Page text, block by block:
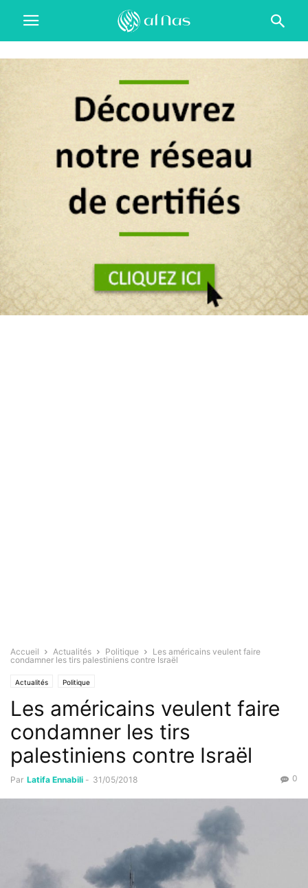
Accueil Actualités Politique
Les américains veulent faire
condamner les tirs palestiniens contre Israël
Actualités Politique
Les américains veulent faire
condamner les tirs
palestiniens contre Israël
Par Latifa Ennabili - 31/05/2018 0